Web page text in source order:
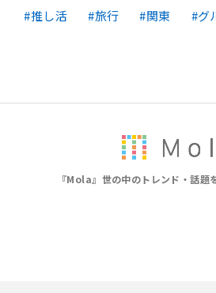
推し活
旅行 関東 グ
『Mola』世の中のトレンド・話題